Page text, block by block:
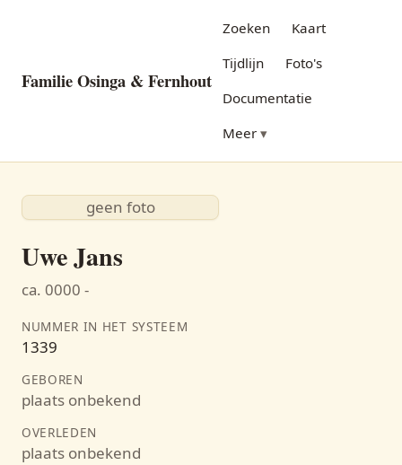
Familie Osinga & Fernhout
Zoeken
Kaart
Tijdlijn
Foto's
Documentatie
Meer
geen foto
Uwe Jans
ca. 0000 -
NUMMER IN HET SYSTEEM
1339
GEBOREN
plaats onbekend
OVERLEDEN
plaats onbekend